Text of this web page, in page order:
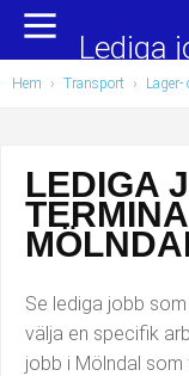
Chefer och
Data/IT
Försäljning,
Barnskötare
Lärare i
Lagerarbetare
Lediga
Hem › Transport ›
LEDIGA
Se lediga jobb
välja en specifik
jobb i Mölndal